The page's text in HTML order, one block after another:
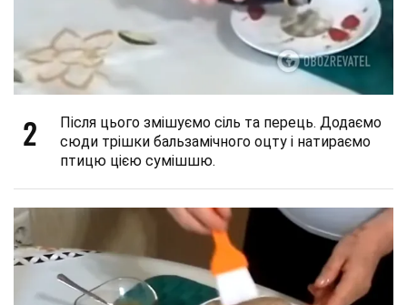
2
Після цього змішуємо сіль та перець. Додаємо
сюди трішки бальзамічного оцту і натираємо
птицю цією сумішшю.